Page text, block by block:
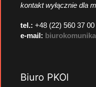
kontakt wyłącznie dla
tel.: +48 (22) 560 37 00
e-mail:
Biuro PKOl